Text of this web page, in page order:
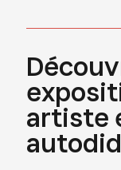
artiste